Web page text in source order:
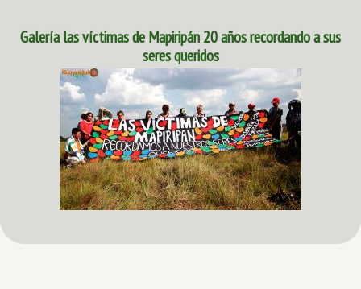
Galería las víctimas de Mapiripán 20 años recordando a sus
seres queridos